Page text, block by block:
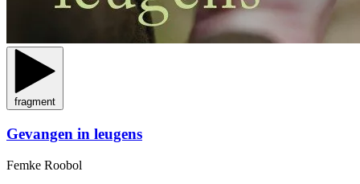
fragment
Gevangen in leugens
Femke Roobol